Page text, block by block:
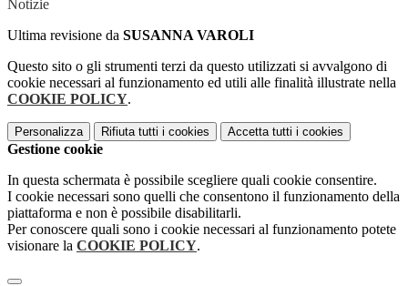
Notizie
Ultima revisione da SUSANNA VAROLI
Questo sito o gli strumenti terzi da questo utilizzati si avvalgono di
cookie necessari al funzionamento ed utili alle finalità illustrate nella
COOKIE POLICY.
Personalizza Rifiuta tutti i cookies Accetta tutti i cookies
Gestione cookie
In questa schermata è possibile scegliere quali cookie consentire.
I cookie necessari sono quelli che consentono il funzionamento della
piattaforma e non è possibile disabilitarli.
Per conoscere quali sono i cookie necessari al funzionamento potete
visionare la COOKIE POLICY.